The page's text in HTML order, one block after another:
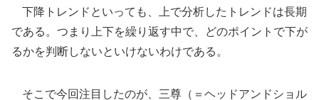
下降トレンドといっても、上で分析したトレンドは長期
である。つまり上下を繰り返す中で、どのポイントで下が
るかを判断しないといけないわけである。
そこで今回注目したのが、三尊（＝ヘッドアンドショル